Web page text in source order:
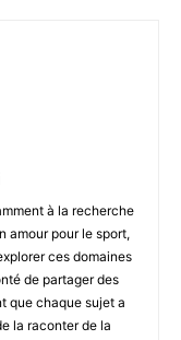
à la recherche
amour pour le sport,
ces domaines
de partager des
que chaque sujet a
la raconter de la